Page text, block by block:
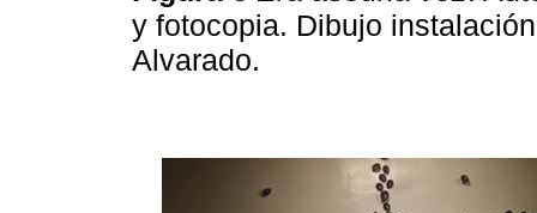
y fotocopia. Dibujo
Alvarado.